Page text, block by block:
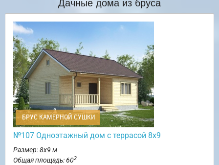
БРУС КАМЕРНОЙ СУШКИ
№107 Одноэтажный дом с террасой 8х9
Размер: 8х9 м
Общая площадь: 602